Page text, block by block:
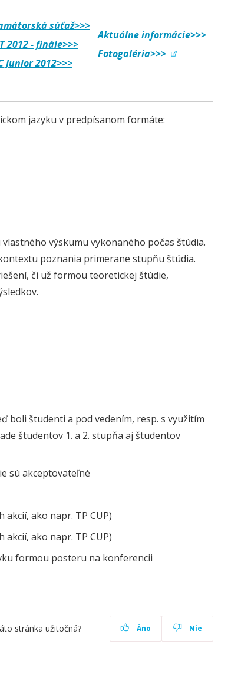
súťaž>>>
2012 - finále>>>
Junior 2012>>>
Aktuálne informácie>>>
Fotogaléria>>>
jazyku v predpísanom formáte:
výskumu vykonaného počas štúdia.
poznania primerane stupňu štúdia.
či už formou teoretickej štúdie,
boli študenti a pod vedením, resp. s využitím
študentov 1. a 2. stupňa aj študentov
sú akceptovateľné
ako napr. TP CUP)
ako napr. TP CUP)
formou posteru na konferencii
stránka užitočná? Áno Nie